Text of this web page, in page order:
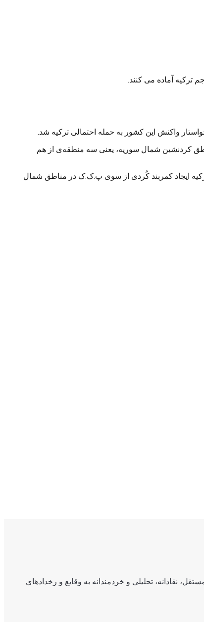
ترکیه آماده می کنند.
واکنش این کشور به حمله احتمالی ترکیه شد.
کردنشین شمال سوریه، یعنی سه منطقه‌ی از هم
ایجاد کمربند کُردی از سوی پ.ک.ک در مناطق شمال
نقادانه، تحلیلی و خردمندانه به وقایع و رخدادهای